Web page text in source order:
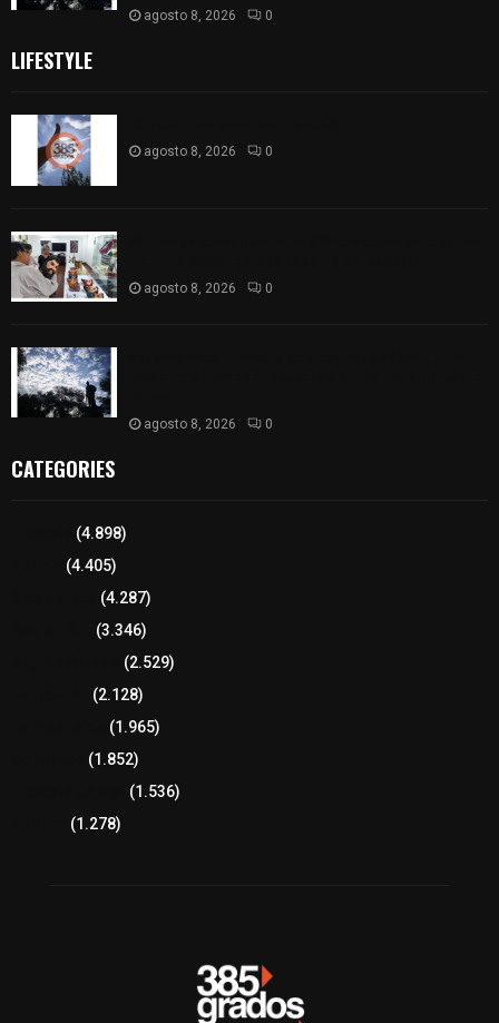
agosto 8, 2026 0
LIFESTYLE
agosto 8, 2026 0
agosto 8, 2026 0
agosto 8, 2026 0
CATEGORIES
(4.898)
(4.405)
(4.287)
(3.346)
(2.529)
(2.128)
(1.965)
(1.852)
(1.536)
(1.278)